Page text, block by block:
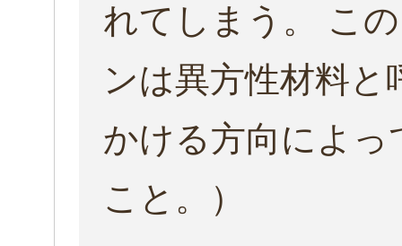
れてしまう。 こ
ンは異方性材料と
かける方向によっ
こと。）